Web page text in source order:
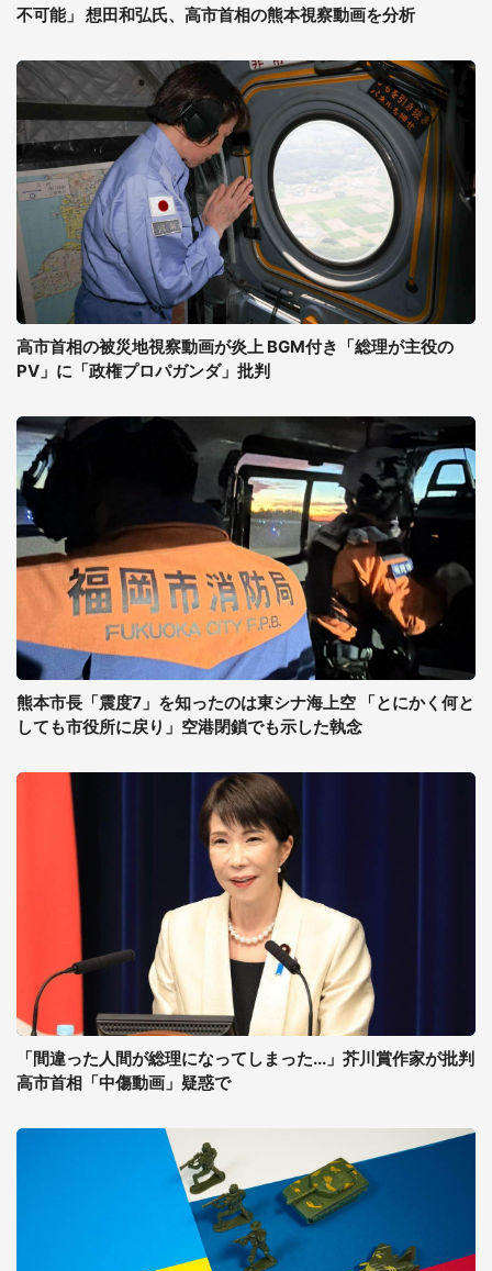
不可能」 想田和弘氏、高市首相の熊本視察動画を分析
高市首相の被災地視察動画が炎上 BGM付き「総理が主役の
PV」に「政権プロパガンダ」批判
熊本市長「震度7」を知ったのは東シナ海上空 「とにかく何と
しても市役所に戻り」空港閉鎖でも示した執念
「間違った人間が総理になってしまった...」芥川賞作家が批判
高市首相「中傷動画」疑惑で